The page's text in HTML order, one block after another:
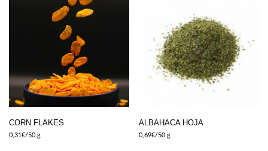
CORN FLAKES
0,31 €/50 g
ALBAHACA HOJA
0,69€/50 g